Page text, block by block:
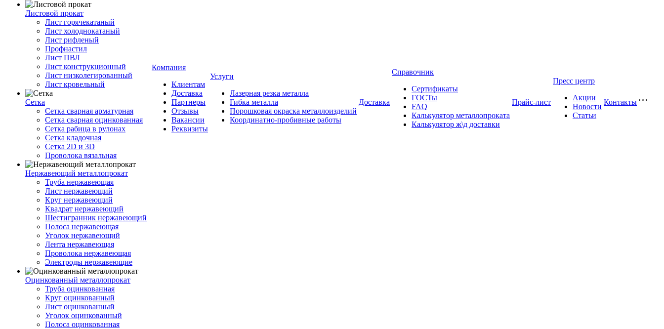
Листовой прокат
Лист горячекатаный
Лист холоднокатаный
Лист рифленый
Профнастил
Лист ПВЛ
Лист конструкционный
Лист низколегированный
Лист кровельный
Сетка
Сетка сварная арматурная
Сетка сварная оцинкованная
Сетка рабица в рулонах
Сетка кладочная
Сетка 2D и 3D
Проволока вязальная
Нержавеющий металлопрокат
Труба нержавеющая
Лист нержавеющий
Круг нержавеющий
Квадрат нержавеющий
Шестигранник нержавеющий
Полоса нержавеющая
Уголок нержавеющий
Лента нержавеющая
Проволока нержавеющая
Электроды нержавеющие
Оцинкованный металлопрокат
Труба оцинкованная
Круг оцинкованный
Лист оцинкованный
Уголок оцинкованный
Полоса оцинкованная
Компания
Клиентам
Доставка
Партнеры
Отзывы
Вакансии
Реквизиты
Услуги
Лазерная резка металла
Гибка металла
Порошковая окраска металлоизделий
Координатно-пробивные работы
Доставка
Справочник
Сертификаты
ГОСТы
FAQ
Калькулятор металлопроката
Калькулятор ж\д доставки
Прайс-лист
Пресс центр
Акции
Новости
Статьи
Контакты